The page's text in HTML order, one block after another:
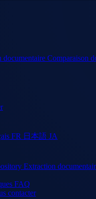
documentaire Comparaison
FR 日本語 JA
Extraction
FAQ
contacter